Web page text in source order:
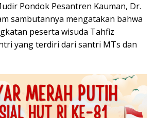
Pondok Pesantren Kauman, Dr.
sambutannya mengatakan bahwa
peserta wisuda Tahfiz
yang terdiri dari santri MTs dan